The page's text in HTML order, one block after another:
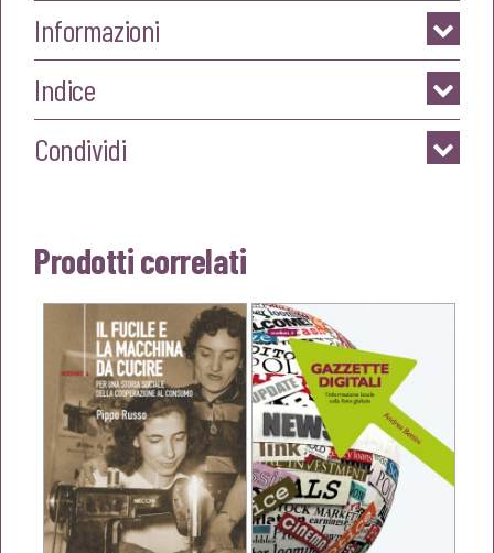
Informazioni
Indice
Condividi
Prodotti correlati